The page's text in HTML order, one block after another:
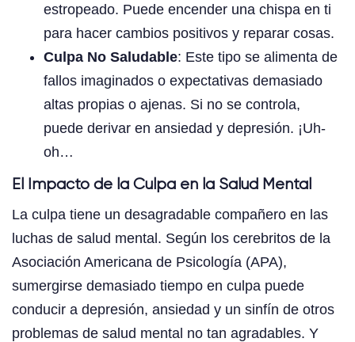
estropeado. Puede encender una chispa en ti
para hacer cambios positivos y reparar cosas.
Culpa No Saludable: Este tipo se alimenta de
fallos imaginados o expectativas demasiado
altas propias o ajenas. Si no se controla,
puede derivar en ansiedad y depresión. ¡Uh-
oh…
El Impacto de la Culpa en la Salud Mental
La culpa tiene un desagradable compañero en las
luchas de salud mental. Según los cerebritos de la
Asociación Americana de Psicología (APA),
sumergirse demasiado tiempo en culpa puede
conducir a depresión, ansiedad y un sinfín de otros
problemas de salud mental no tan agradables. Y